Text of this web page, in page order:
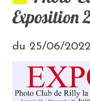
Exposition
du 25/06/